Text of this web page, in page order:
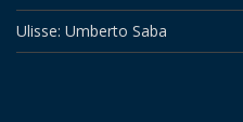
Ulisse: Umberto Saba